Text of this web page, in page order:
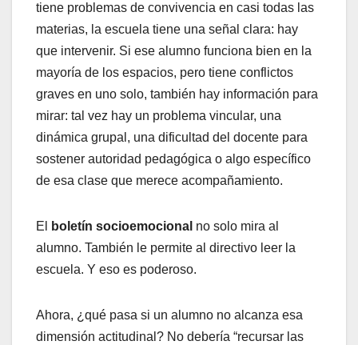
tiene problemas de convivencia en casi todas las
materias, la escuela tiene una señal clara: hay
que intervenir. Si ese alumno funciona bien en la
mayoría de los espacios, pero tiene conflictos
graves en uno solo, también hay información para
mirar: tal vez hay un problema vincular, una
dinámica grupal, una dificultad del docente para
sostener autoridad pedagógica o algo específico
de esa clase que merece acompañamiento.
El boletín socioemocional no solo mira al
alumno. También le permite al directivo leer la
escuela. Y eso es poderoso.
Ahora, ¿qué pasa si un alumno no alcanza esa
dimensión actitudinal? No debería “recursar las